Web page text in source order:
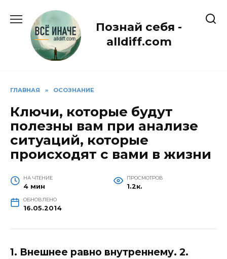
содержанию
Познай себя -
alldiff.com
ГЛАВНАЯ » ОСОЗНАНИЕ
Ключи, которые будут
полезны вам при анализе
ситуаций, которые
происходят с вами в жизни
НА ЧТЕНИЕ
4 мин
ПРОСМОТРОВ
1.2к.
ОБНОВЛЕНО
16.05.2014
1. Внешнее равно внутреннему. 2.